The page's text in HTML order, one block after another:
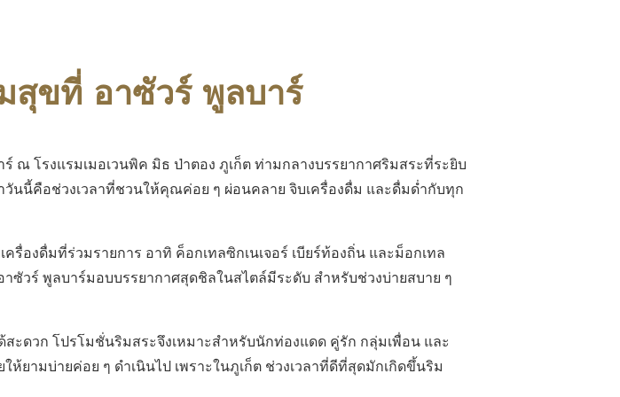
สุขที่ อาซัวร์ พูลบาร์
ณ โรงแรมเมอเวนพิค มิธ ป่าตอง ภูเก็ต ท่ามกลางบรรยากาศริมสระที่ระยิบ
นนี้คือช่วงเวลาที่ชวนให้คุณค่อย ๆ ผ่อนคลาย จิบเครื่องดื่ม และดื่มด่ำกับทุก
ครื่องดื่มที่ร่วมรายการ อาทิ ค็อกเทลซิกเนเจอร์ เบียร์ท้องถิ่น และม็อกเทล
วร์ พูลบาร์มอบบรรยากาศสุดชิลในสไตล์มีระดับ สำหรับช่วงบ่ายสบาย ๆ
ะดวก โปรโมชั่นริมสระจึงเหมาะสำหรับนักท่องแดด คู่รัก กลุ่มเพื่อน และ
ามบ่ายค่อย ๆ ดำเนินไป เพราะในภูเก็ต ช่วงเวลาที่ดีที่สุดมักเกิดขึ้นริม